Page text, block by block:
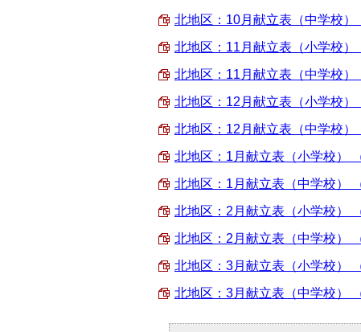
北地区：10月献立表（中学校）
北地区：11月献立表（小学校）
北地区：11月献立表（中学校）
北地区：12月献立表（小学校）
北地区：12月献立表（中学校）
北地区：1月献立表（小学校）
北地区：1月献立表（中学校）
北地区：2月献立表（小学校）
北地区：2月献立表（中学校）
北地区：3月献立表（小学校）
北地区：3月献立表（中学校）